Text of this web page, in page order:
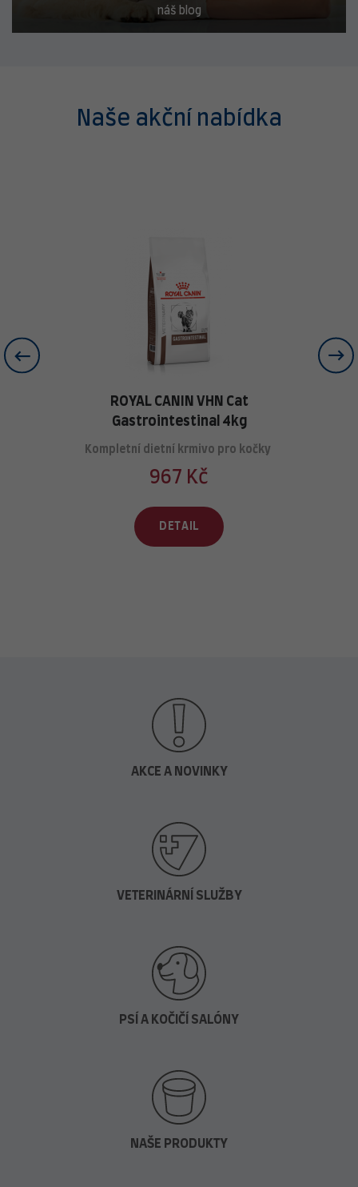
náš blog
Naše akční nabídka
ROYAL CANIN VHN Cat
Gastrointestinal 4kg
Kompletní dietní krmivo pro koč ky
967 Kč
DETAIL
AKCE A NOVINKY
VETERINÁRNÍ SLUŽBY
PSÍ A KOČIČÍ SALÓNY
NAŠE PRODUKTY